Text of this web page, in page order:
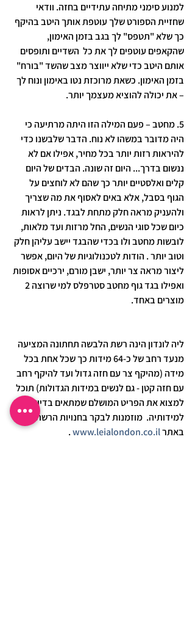
למנוע סימני מתיחה עתידיים בחזה. וודאי
שחזיית הספורט שלך עוטפת אותך היטב בהיקף
כך שלא "תטפס" לך בגב בזמן האימון,
שהקאפים עוטפים לך את כל  השדיים ותופסים
אותם היטב כדי שלא ייווצר מצב שהשד "בורח"
בזמן האימון. כשאת מרוכזת נטו באימון ונוח לך
– את יכולה להוציא מעצמך יותר.
5. מחטב – פעם המילה הזו היתה מרתיעה כי
היה מדובר במשהו לא נוח. הדבר שלבשנו כדי
להיראות רזות יותר בכל מחיר, אפילו אם לא
ננשום בדרך... היום זה שונה. הבדים של היום
קלים ואלסטיים יותר כך שהם לא לוחצים על
הגוף בסבל, אלא באים לאסוף את מה שצריך
ולהעניק מראה חלק מתחת לבגד. ניתן לראות
כיום שכל סוגי הנשים, החל מרזות ועד מלאות,
לובשות מחטב ולו בכדי שהבגד יישב עליהן חלק
וטוב יותר . הודות לטכנולוגיות של היום, אפשר
ליצור מראה צר יותר, ישבן מורם, ירכיים אסופות
מוצרים באחד.
ליה לונדון הינה רשת הלבשה תחתונה המציעה
מנעד רחב של כ-64 מידות כך שכל אחת בכל
מידה (מהיקף צר עם חזה גדול ועד להיקף רחב
עם חזה קטן - גם לנשים במידות הגדולות) תוכל
למצוא את הפריט המושלם שמתאים בדיוק
למידותיה.  מוזמנות לבקר בחנויות הרשת או
באתר www.leialondon.co.il
.